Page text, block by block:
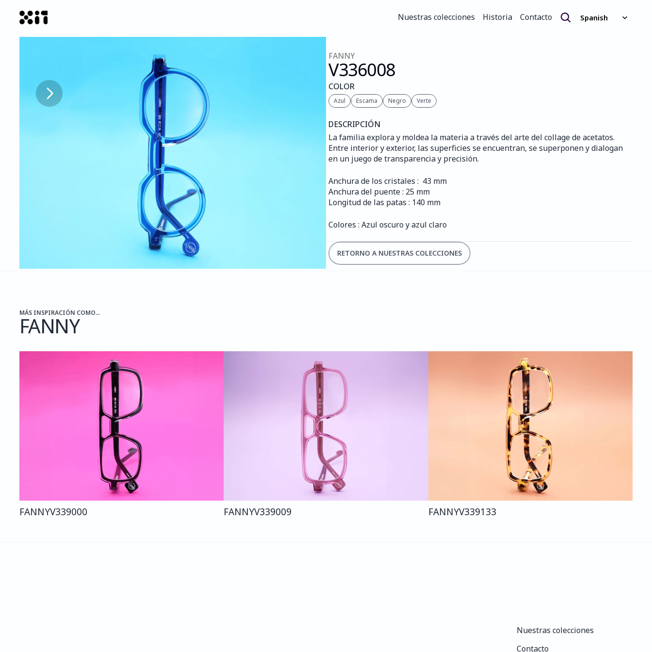
Nuestras colecciones
Historia
Contacto
Spanish
FANNY
V336008
COLOR
Azul Escama Negro Verte
DESCRIPCIÓN
La familia explora y moldea la materia a través del arte del collage de acetatos.
Entre interior y exterior, las superficies se encuentran, se superponen y dialogan
en un juego de transparencia y precisión.
Anchura de los cristales :  43 mm
Anchura del puente : 25 mm
Longitud de las patas : 140 mm
Colores : Azul oscuro y azul claro
RETORNO A NUESTRAS COLECCIONES
MÁS INSPIRACIÓN COMO...
FANNY
FANNYV339000 FANNYV339009 FANNYV339133
Nuestras colecciones
Contacto